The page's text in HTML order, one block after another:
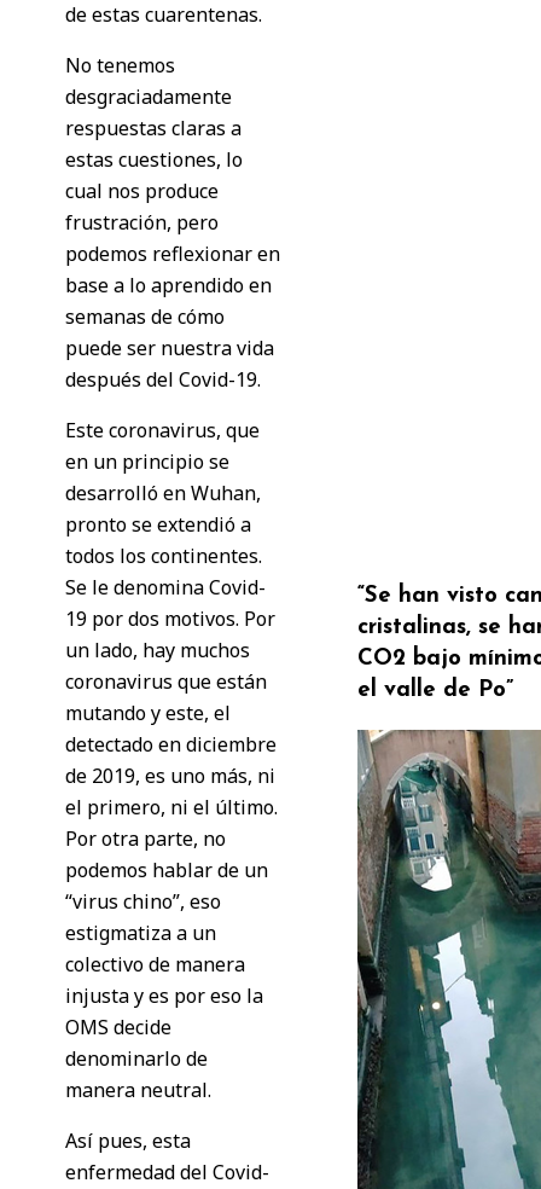
de estas cuarentenas.
No tenemos
desgraciadamente
respuestas claras a
estas cuestiones, lo
cual nos produce
frustración, pero
podemos reflexionar en
base a lo aprendido en
semanas de cómo
puede ser nuestra vida
después del Covid-19.
Este coronavirus, que
en un principio se
desarrolló en Wuhan,
pronto se extendió a
todos los continentes.
Se le denomina Covid-
19 por dos motivos. Por
un lado, hay muchos
coronavirus que están
mutando y este, el
detectado en diciembre
de 2019, es uno más, ni
el primero, ni el último.
Por otra parte, no
podemos hablar de un
“virus chino”, eso
estigmatiza a un
colectivo de manera
injusta y es por eso la
OMS decide
denominarlo de
manera neutral.
Así pues, esta
enfermedad del Covid-
“Se han visto
cristalinas, se
CO2 bajo
el valle de Po”